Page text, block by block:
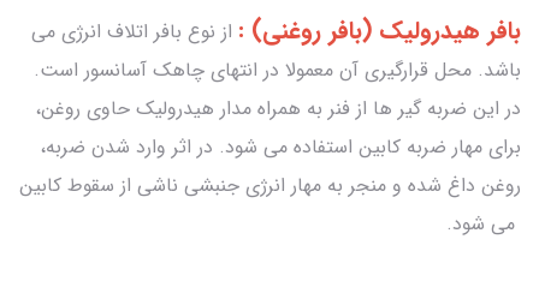
بافر هیدرولیک (بافر روغنی) : از نوع بافر اتلاف انرژی می
باشد. محل قرارگیری آن معمولا در انتهای چاهک آسانسور است.
در این ضربه گیر ها از فنر به همراه مدار هیدرولیک حاوی روغن،
برای مهار ضربه کابین استفاده می شود. در اثر وارد شدن ضربه،
روغن داغ شده و منجر به مهار انرژی جنبشی ناشی از سقوط کابین
می شود.